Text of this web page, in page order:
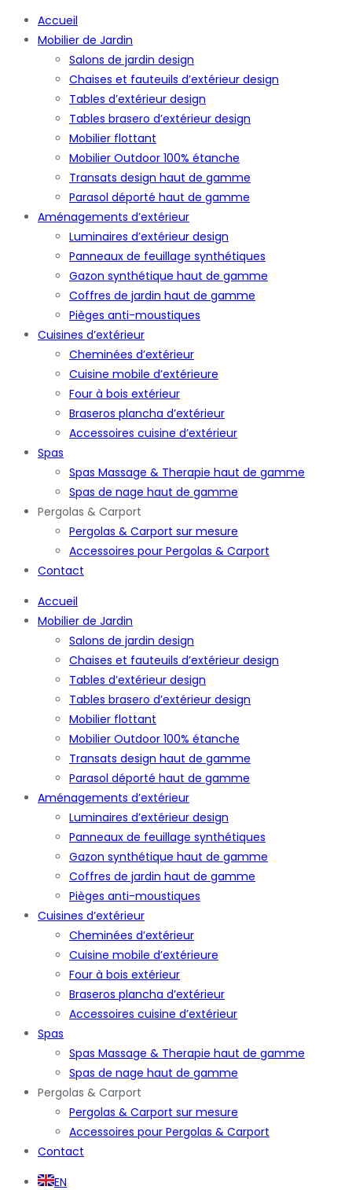
Accueil
Mobilier de Jardin
Salons de jardin design
Chaises et fauteuils d’extérieur design
Tables d’extérieur design
Tables brasero d’extérieur design
Mobilier flottant
Mobilier Outdoor 100% étanche
Transats design haut de gamme
Parasol déporté haut de gamme
Aménagements d’extérieur
Luminaires d’extérieur design
Panneaux de feuillage synthétiques
Gazon synthétique haut de gamme
Coffres de jardin haut de gamme
Pièges anti-moustiques
Cuisines d’extérieur
Cheminées d’extérieur
Cuisine mobile d’extérieure
Four à bois extérieur
Braseros plancha d’extérieur
Accessoires cuisine d’extérieur
Spas
Spas Massage & Therapie haut de gamme
Spas de nage haut de gamme
Pergolas & Carport
Pergolas & Carport sur mesure
Accessoires pour Pergolas & Carport
Contact
Accueil
Mobilier de Jardin
Salons de jardin design
Chaises et fauteuils d’extérieur design
Tables d’extérieur design
Tables brasero d’extérieur design
Mobilier flottant
Mobilier Outdoor 100% étanche
Transats design haut de gamme
Parasol déporté haut de gamme
Aménagements d’extérieur
Luminaires d’extérieur design
Panneaux de feuillage synthétiques
Gazon synthétique haut de gamme
Coffres de jardin haut de gamme
Pièges anti-moustiques
Cuisines d’extérieur
Cheminées d’extérieur
Cuisine mobile d’extérieure
Four à bois extérieur
Braseros plancha d’extérieur
Accessoires cuisine d’extérieur
Spas
Spas Massage & Therapie haut de gamme
Spas de nage haut de gamme
Pergolas & Carport
Pergolas & Carport sur mesure
Accessoires pour Pergolas & Carport
Contact
EN